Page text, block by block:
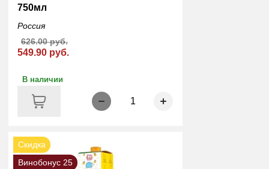
750мл
Россия
549.90 руб.
626.00 руб.
В наличии
1
Скидка
Винобонус 25